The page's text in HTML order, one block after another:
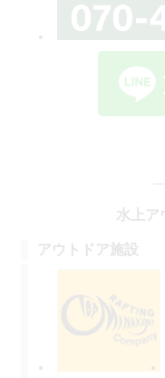
水上ア
アウトドア施設